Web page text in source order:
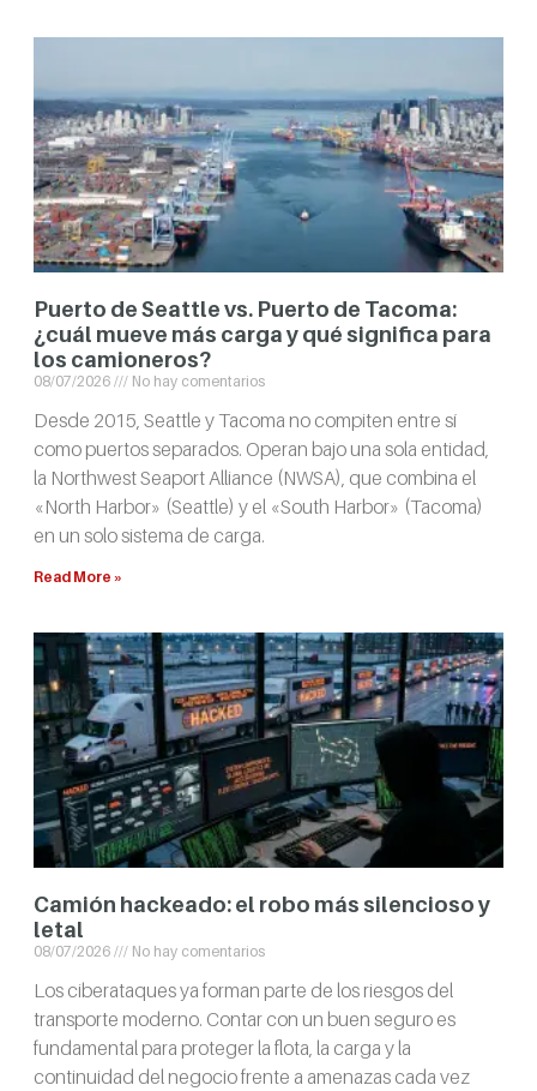
Puerto de Seattle vs. Puerto de Tacoma:
¿cuál mueve más carga y qué significa para
los camioneros?
08/07/2026 No hay comentarios
Desde 2015, Seattle y Tacoma no compiten entre sí
como puertos separados. Operan bajo una sola entidad,
la Northwest Seaport Alliance (NWSA), que combina el
«North Harbor» (Seattle) y el «South Harbor» (Tacoma)
en un solo sistema de carga.
Read More »
Camión hackeado: el robo más silencioso y
letal
08/07/2026 No hay comentarios
Los ciberataques ya forman parte de los riesgos del
transporte moderno. Contar con un buen seguro es
fundamental para proteger la flota, la carga y la
continuidad del negocio frente a amenazas cada vez